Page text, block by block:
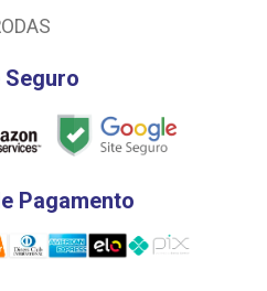
Seguro
Pagamento